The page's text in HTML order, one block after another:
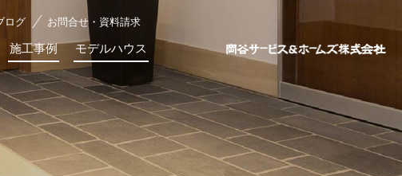
ログ お問合せ・資料請求
施工事例 モデルハウス